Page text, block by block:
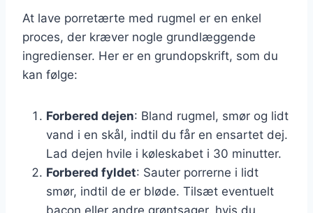
At lave porretærte med rugmel er en enkel
proces, der kræver nogle grundlæggende
ingredienser. Her er en grundopskrift, som du
kan følge:
Forbered dejen: Bland rugmel, smør og lidt
vand i en skål, indtil du får en ensartet dej.
Lad dejen hvile i køleskabet i 30 minutter.
Forbered fyldet: Sauter porrerne i lidt
smør, indtil de er bløde. Tilsæt eventuelt
bacon eller andre grøntsager, hvis du